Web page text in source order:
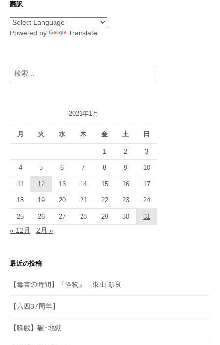
翻訳
Powered by Translate
検
索:
2021年1月
月 火 水 木 金 土 日
1 2 3
4 5 6 7 8 9 10
11 12 13 14 15 16 17
18 19 20 21 22 23 24
25 26 27 28 29 30 31
« 12月 2月 »
最近の投稿
【毒書の時間】『怪物』 東山 彰良
【六四37周年】
【睇戲】破･地獄